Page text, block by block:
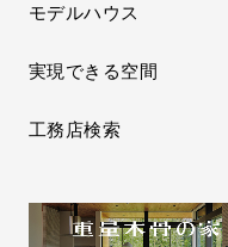
モデルハウス
実現できる空間
工務店検索